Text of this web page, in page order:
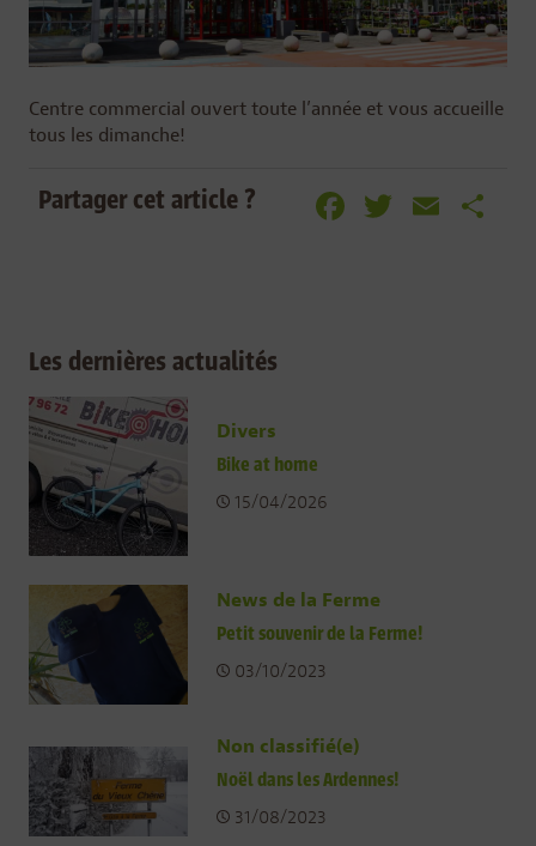
Centre commercial ouvert toute l’année et vous accueille
tous les dimanche!
Partager cet article ? Facebook
Twitter
Les dernières actualités
Divers
Bike at home
15/04/2026
News de la Ferme
Petit souvenir de la Ferme!
03/10/2023
Non classifié(e)
Noël dans les Ardennes!
31/08/2023